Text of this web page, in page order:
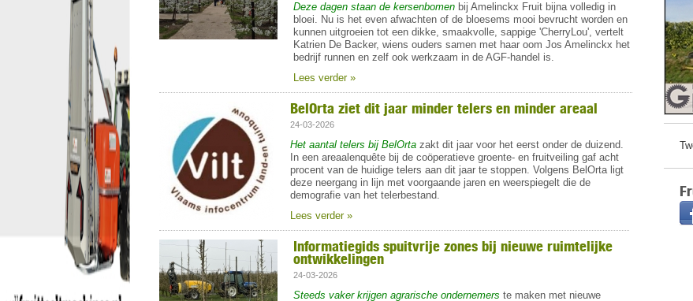
Deze dagen staan de kersenbomen bij Amelinckx Fruit bijna volledig in
bloei. Nu is het even afwachten of de bloesems mooi bevrucht worden en
kunnen uitgroeien tot een dikke, smaakvolle, sappige 'CherryLou', vertelt
Katrien De Backer, wiens ouders samen met haar oom Jos Amelinckx het
bedrijf runnen en zelf ook werkzaam in de AGF-handel is.
Lees verder »
BelOrta ziet dit jaar minder telers en minder areaal
24-03-2026
Het aantal telers bij BelOrta zakt dit jaar voor het eerst onder de duizend.
In een areaalenquête bij de coöperatieve groente- en fruitveiling gaf acht
procent van de huidige telers aan dit jaar te stoppen. Volgens BelOrta ligt
deze neergang in lijn met voorgaande jaren en weerspiegelt die de
demografie van het telerbestand.
Lees verder »
Informatiegids spuitvrije zones bij nieuwe ruimtelijke
ontwikkelingen
24-03-2026
Steeds vaker krijgen agrarische ondernemers te maken met nieuwe